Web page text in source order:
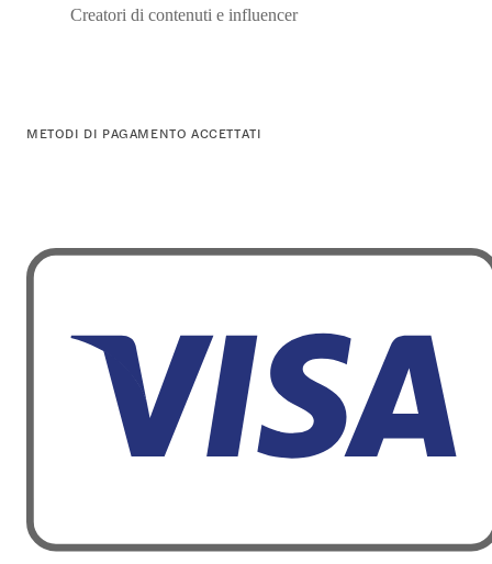
Creatori di contenuti e influencer
METODI DI PAGAMENTO ACCETTATI